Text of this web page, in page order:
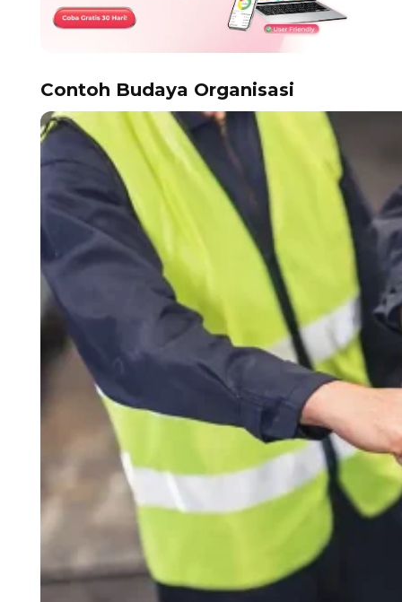
Contoh Budaya Organisasi